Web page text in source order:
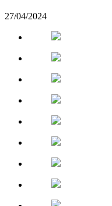
27/04/2024